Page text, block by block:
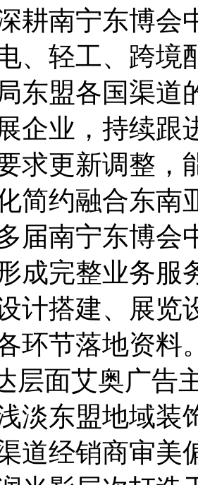
耕南宁东博会
、轻工、跨境
东盟各国渠道
企业，持续跟
求更新调整，
简约融合东南
届南宁东博会
成完整业务服
计搭建、展览
环节落地资料
层面艾奥广告
淡东盟地域装
道经销商审美